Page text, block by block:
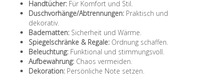
Handtücher: Für Komfort und Stil.
Duschvorhänge/Abtrennungen: Praktisch und
dekorativ.
Badematten: Sicherheit und Wärme.
Spiegelschränke & Regale: Ordnung schaffen.
Beleuchtung: Funktional und stimmungsvoll.
Aufbewahrung: Chaos vermeiden.
Dekoration: Persönliche Note setzen.